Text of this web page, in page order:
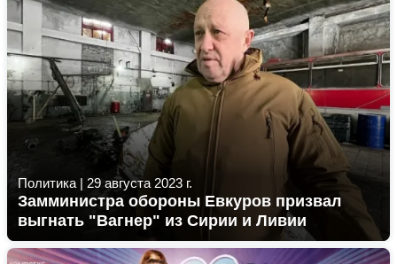
Политика | 29 августа 2023 г.
Замминистра обороны Евкуров призвал
выгнать "Вагнер" из Сирии и Ливии